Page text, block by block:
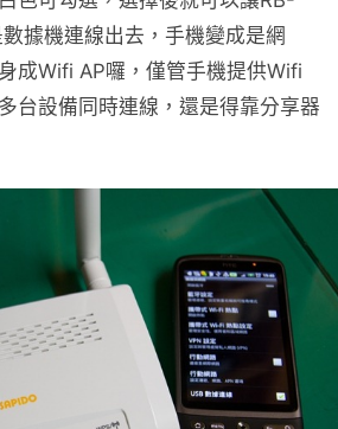
據機連線出去，手機變成是網
成Wifi AP囉，僅管手機提供Wifi
台設備同時連線，還是得靠分享器